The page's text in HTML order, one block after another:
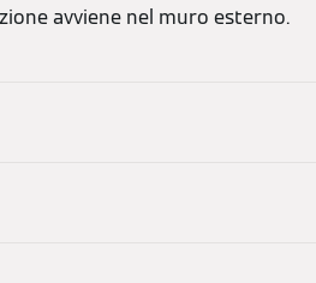
avviene nel muro esterno.